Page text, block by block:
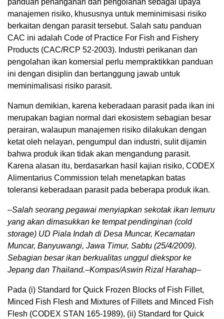
panduan penanganan dan pengolahan sebagai upaya
manajemen risiko, khususnya untuk meminimisasi risiko
berkaitan dengan parasit tersebut. Salah satu panduan
CAC ini adalah Code of Practice For Fish and Fishery
Products (CAC/RCP 52-2003). Industri perikanan dan
pengolahan ikan komersial perlu mempraktikkan panduan
ini dengan disiplin dan bertanggung jawab untuk
meminimalisasi risiko parasit.
Namun demikian, karena keberadaan parasit pada ikan ini
merupakan bagian normal dari ekosistem sebagian besar
perairan, walaupun manajemen risiko dilakukan dengan
ketat oleh nelayan, pengumpul dan industri, sulit dijamin
bahwa produk ikan tidak akan mengandung parasit.
Karena alasan itu, berdasarkan hasil kajian risiko, CODEX
Alimentarius Commission telah menetapkan batas
toleransi keberadaan parasit pada beberapa produk ikan.
–Salah seorang pegawai menyiapkan sekotak ikan lemuru
yang akan dimasukkan ke tempat pendinginan (cold
storage) UD Piala Indah di Desa Muncar, Kecamatan
Muncar, Banyuwangi, Jawa Timur, Sabtu (25/4/2009).
Sebagian besar ikan berkualitas unggul diekspor ke
Jepang dan Thailand.–Kompas/Aswin Rizal Harahap–
Pada (i) Standard for Quick Frozen Blocks of Fish Fillet,
Minced Fish Flesh and Mixtures of Fillets and Minced Fish
Flesh (CODEX STAN 165-1989), (ii) Standard for Quick